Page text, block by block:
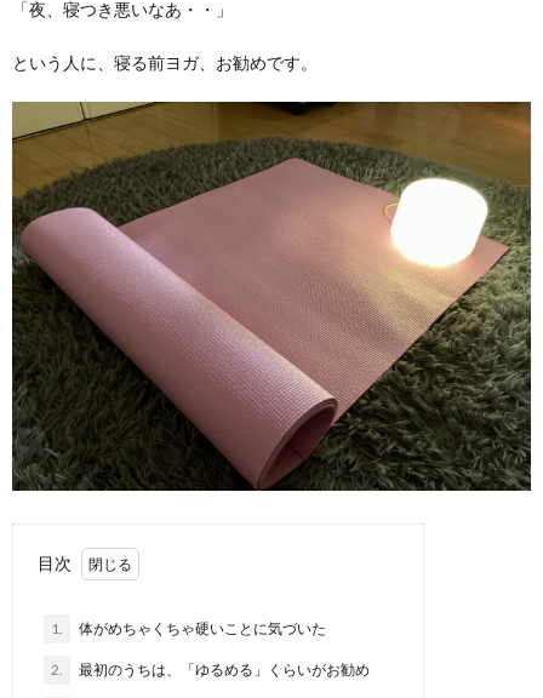
「夜、寝つき悪いなあ・・」
という人に、寝る前ヨガ、お勧めです。
目次
1. 体がめちゃくちゃ硬いことに気づいた
2. 最初のうちは、「ゆるめる」くらいがお勧め